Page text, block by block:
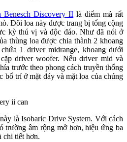
Benesch Discovery II là điểm mà rất
Đôi loa này được trang bị tổng cộng
kỳ thú vị và độc đáo. Như đã nói ở
thùng loa được chia thành 2 khoang
1 driver midrange, khoang dưới
driver woofer. Nếu driver mid và
trước theo phong cách truyền thống
bố trí ở mặt đáy và mặt loa của chúng
là Isobaric Drive System. Với cách
trường âm rộng mở hơn, hiệu ứng ba
chi tiết hơn.